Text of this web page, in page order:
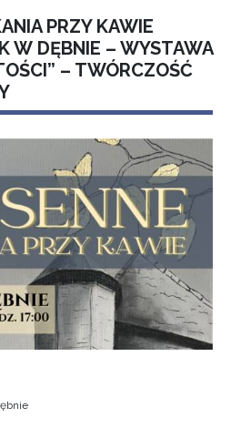
PRZY KAWIE
W DĘBNIE – WYSTAWA
– TWÓRCZOŚĆ